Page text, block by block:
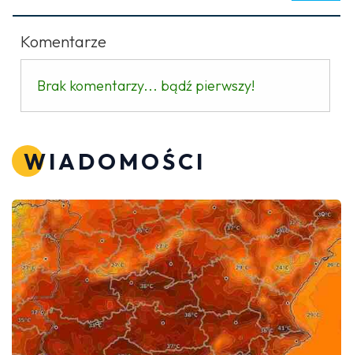
Komentarze
Brak komentarzy... bądź pierwszy!
WIADOMOŚCI